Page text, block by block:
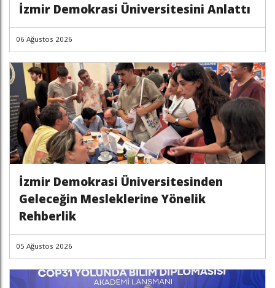
İzmir Demokrasi Üniversitesini Anlattı
06 Ağustos 2026
İzmir Demokrasi Üniversitesinden
Geleceğin Mesleklerine Yönelik
Rehberlik
05 Ağustos 2026